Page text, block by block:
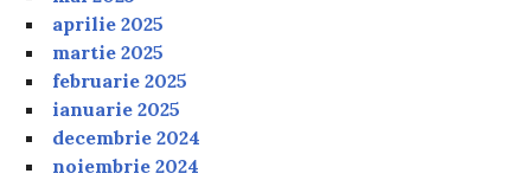
aprilie 2025
martie 2025
februarie 2025
ianuarie 2025
decembrie 2024
noiembrie 2024